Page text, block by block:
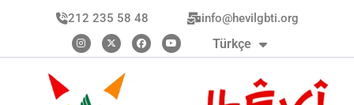
212 235 58 48 info@hevilgbti.org
Türkçe
العربية
فارسی